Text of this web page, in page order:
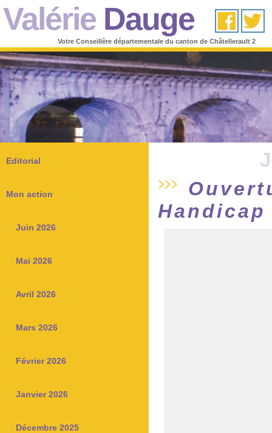
Valérie Dauge
Votre Conseillère départementale du canton de Châtellerault 2
Editorial
Mon action
Juin 2026
Mai 2026
Avril 2026
Mars 2026
Février 2026
Janvier 2026
Décembre 2025
Handicap